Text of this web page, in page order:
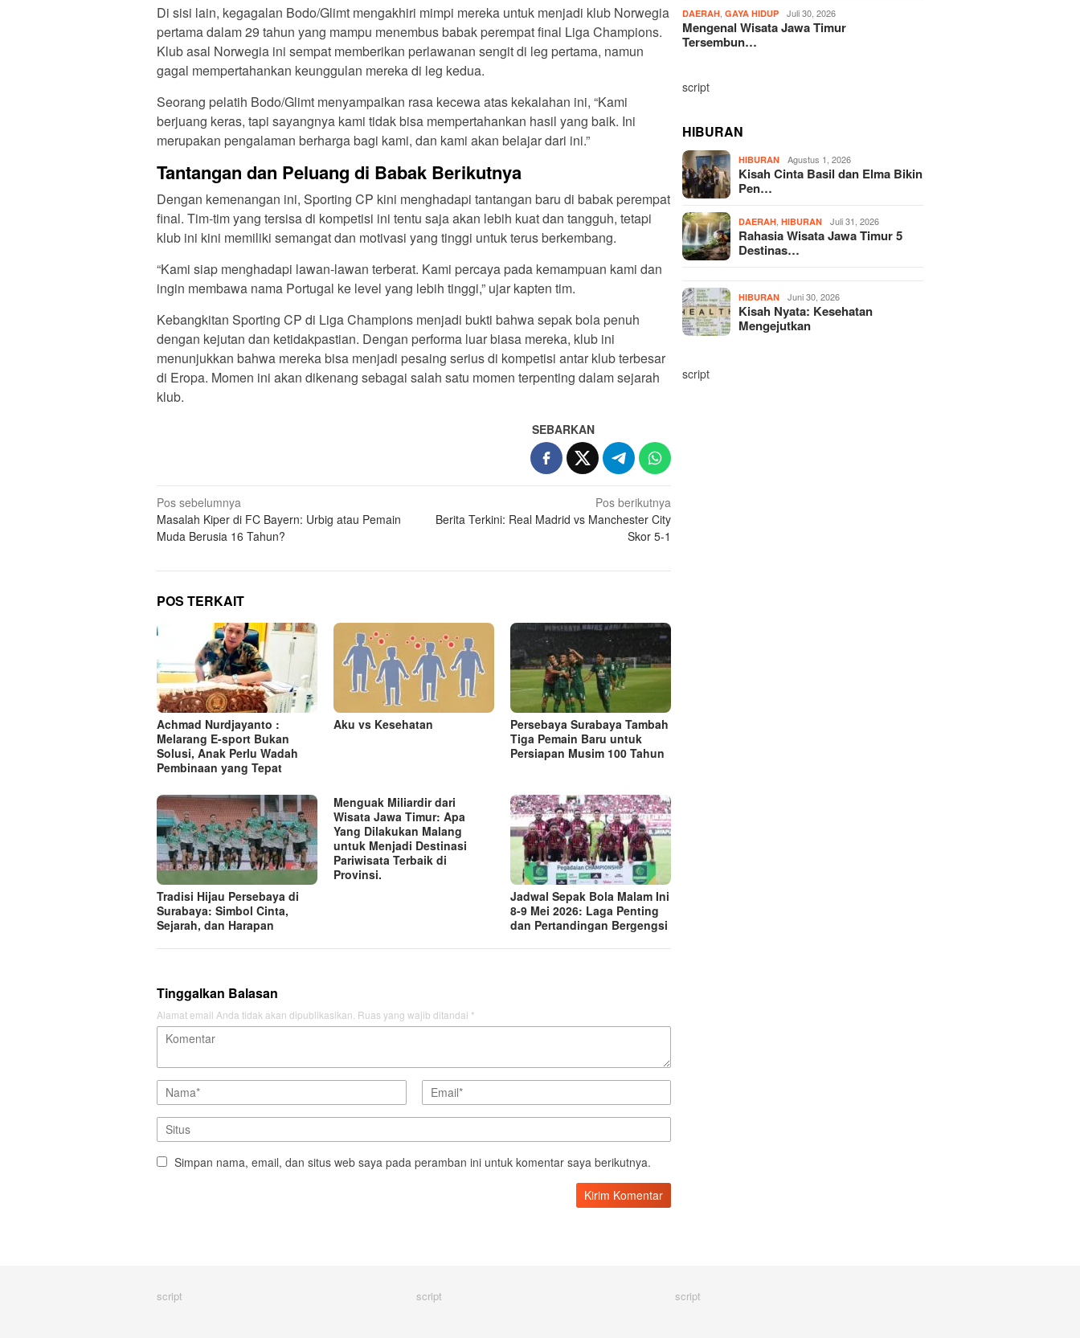
Di sisi lain, kegagalan Bodo/Glimt mengakhiri mimpi mereka untuk menjadi klub Norwegia
pertama dalam 29 tahun yang mampu menembus babak perempat final Liga Champions.
Klub asal Norwegia ini sempat memberikan perlawanan sengit di leg pertama, namun
gagal mempertahankan keunggulan mereka di leg kedua.
Seorang pelatih Bodo/Glimt menyampaikan rasa kecewa atas kekalahan ini, “Kami
berjuang keras, tapi sayangnya kami tidak bisa mempertahankan hasil yang baik. Ini
merupakan pengalaman berharga bagi kami, dan kami akan belajar dari ini.”
Tantangan dan Peluang di Babak Berikutnya
Dengan kemenangan ini, Sporting CP kini menghadapi tantangan baru di babak perempat
final. Tim-tim yang tersisa di kompetisi ini tentu saja akan lebih kuat dan tangguh, tetapi
klub ini kini memiliki semangat dan motivasi yang tinggi untuk terus berkembang.
“Kami siap menghadapi lawan-lawan terberat. Kami percaya pada kemampuan kami dan
ingin membawa nama Portugal ke level yang lebih tinggi,” ujar kapten tim.
Kebangkitan Sporting CP di Liga Champions menjadi bukti bahwa sepak bola penuh
dengan kejutan dan ketidakpastian. Dengan performa luar biasa mereka, klub ini
menunjukkan bahwa mereka bisa menjadi pesaing serius di kompetisi antar klub terbesar
di Eropa. Momen ini akan dikenang sebagai salah satu momen terpenting dalam sejarah
klub.
SEBARKAN
N
a
v
i
g
s
i
p
o
s
Pos sebelumnya
Masalah Kiper di FC Bayern: Urbig atau Pemain
Muda Berusia 16 Tahun?
Pos berikutnya
Berita Terkini: Real Madrid vs Manchester City
Skor 5-1
POS TERKAIT
Achmad Nurdjayanto :
Melarang E-sport Bukan
Solusi, Anak Perlu Wadah
Pembinaan yang Tepat
Aku vs Kesehatan
Persebaya Surabaya Tambah
Tiga Pemain Baru untuk
Persiapan Musim 100 Tahun
Tradisi Hijau Persebaya di
Surabaya: Simbol Cinta,
Sejarah, dan Harapan
Menguak Miliardir dari
Wisata Jawa Timur: Apa
Yang Dilakukan Malang
untuk Menjadi Destinasi
Pariwisata Terbaik di
Provinsi.
Jadwal Sepak Bola Malam Ini
8-9 Mei 2026: Laga Penting
dan Pertandingan Bergengsi
Tinggalkan Balasan
Alamat email Anda tidak akan dipublikasikan. Ruas yang wajib ditandai *
Simpan nama, email, dan situs web saya pada peramban ini untuk komentar saya berikutnya.
DAERAH ,GAYA HIDUP Juli 30, 2026
Mengenal Wisata Jawa Timur
Tersembun…
script
HIBURAN
HIBURAN Agustus 1, 2026
Kisah Cinta Basil dan Elma Bikin
Pen…
DAERAH ,HIBURAN Juli 31, 2026
Rahasia Wisata Jawa Timur 5
Destinas…
HIBURAN Juni 30, 2026
Kisah Nyata: Kesehatan
Mengejutkan
script
script script script